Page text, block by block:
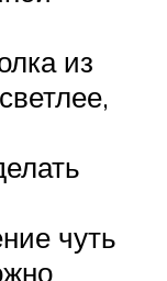
из
чуть